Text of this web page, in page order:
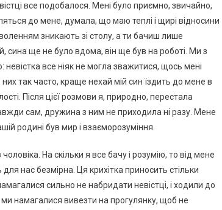
все подобалося. Мені було приємно, звичайно,
до мене, думала, що маю теплі і щирі відносини
зникають зі столу, а ти бачиш лише
сина ще не було вдома, він ще був на роботі. Ми з
все ніяк не могла зважитися, щось мені
так часто, краще нехай мій син їздить до мене в
Після цієї розмови я, природно, перестала
сам, дружина з ним не приходила ні разу. Мене
родині був мир і взаєморозуміння.
На скільки я все бачу і розумію, то від мене
нас безмірна. Ця крихітка приносить стільки
сильно не набридати невістці, і ходили до
ми намагалися вивезти на прогулянку, щоб не